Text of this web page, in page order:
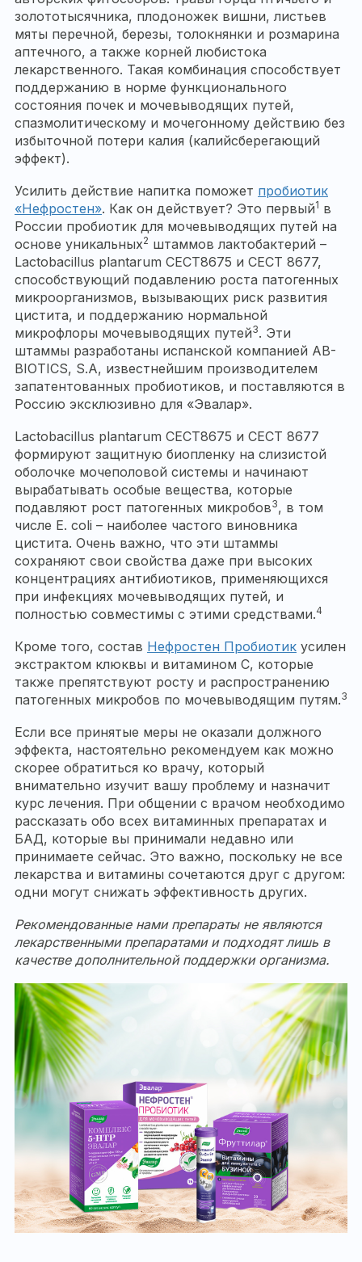
золототысячника, плодоножек вишни, листьев
мяты перечной, березы, толокнянки и розмарина
аптечного, а также корней любистока
лекарственного. Такая комбинация способствует
поддержанию в норме функционального
состояния почек и мочевыводящих путей,
спазмолитическому и мочегонному действию без
избыточной потери калия (калийсберегающий
эффект).
Усилить действие напитка поможет пробиотик
«Нефростен». Как он действует? Это первый1 в
России пробиотик для мочевыводящих путей на
основе уникальных2 штаммов лактобактерий –
Lactobacillus plantarum CECT8675 и CECT 8677,
способствующий подавлению роста патогенных
микроорганизмов, вызывающих риск развития
цистита, и поддержанию нормальной
микрофлоры мочевыводящих путей3. Эти
штаммы разработаны испанской компанией AB-
BIOTICS, S.A, известнейшим производителем
запатентованных пробиотиков, и поставляются в
Россию эксклюзивно для «Эвалар».
Lactobacillus plantarum CECT8675 и CECT 8677
формируют защитную биопленку на слизистой
оболочке мочеполовой системы и начинают
вырабатывать особые вещества, которые
подавляют рост патогенных микробов3, в том
числе E. coli – наиболее частого виновника
цистита. Очень важно, что эти штаммы
сохраняют свои свойства даже при высоких
концентрациях антибиотиков, применяющихся
при инфекциях мочевыводящих путей, и
полностью совместимы с этими средствами.4
Кроме того, состав Нефростен Пробиотик усилен
экстрактом клюквы и витамином С, которые
также препятствуют росту и распространению
патогенных микробов по мочевыводящим путям.3
Если все принятые меры не оказали должного
эффекта, настоятельно рекомендуем как можно
скорее обратиться ко врачу, который
внимательно изучит вашу проблему и назначит
курс лечения. При общении с врачом необходимо
рассказать обо всех витаминных препаратах и
БАД, которые вы принимали недавно или
принимаете сейчас. Это важно, поскольку не все
лекарства и витамины сочетаются друг с другом:
одни могут снижать эффективность других.
Рекомендованные нами препараты не являются
лекарственными препаратами и подходят лишь в
качестве дополнительной поддержки организма.